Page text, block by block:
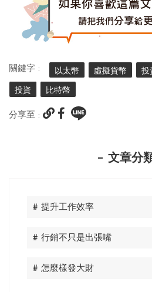
關鍵字 : 以太幣 虛擬貨幣 投
投資 比特幣
分享至 :
文章分
# 提升工作效率
# 行銷不只是出張嘴
# 怎麼樣發大財